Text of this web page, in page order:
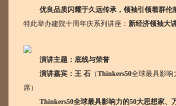
优良品质闪耀于久远传承，领袖引领着群伦
特此举办建院十周年庆系列讲座： 新经济领袖大
演讲主题：底线与荣誉
演讲嘉宾：王 石 （Thinkers50全球最具影响
席）
Thinkers50全球最具影响力的50大思想家、